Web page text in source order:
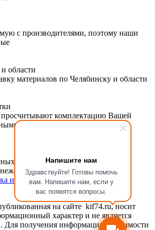
Напишите нам
Здравствуйте! Готовы помочь
вам. Напишите нам, если у
вас появятся вопросы.
с производителями, поэтому наши
области
материалов по Челябинску и области
комплектацию Вашей
обрезками
Командиров 6, 2й этаж
6Ас1
и оплата Сотрудничество Статьи
на сайте kif74.ru, носит
характер и не является
Для получения информации о стоимости